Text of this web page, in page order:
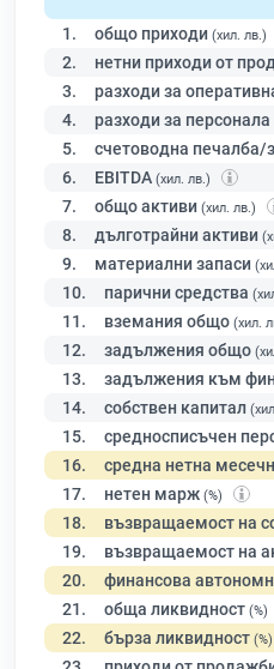
1. общо приходи (хил. лв.)
2. нетни приходи от
3. разходи за
4. разходи за персонала
5. счетоводна печалба/
6. EBITDA (хил. лв.)
7. общо активи (хил. лв.)
8. дълготрайни активи
9. материални запаси
10. парични средства
11. вземания общо (хил.
12. задължения общо
13. задължения към
14. собствен капитал
15. средносписъчен
16. средна нетна
17. нетен марж (%)
18. възвращаемост на
19. възвращаемост на
20. финансова
21. обща ликвидност (%)
22. бърза ликвидност (%)